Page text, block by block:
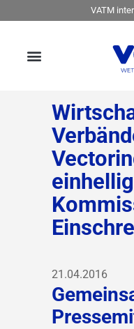
VATM
21.04.2016